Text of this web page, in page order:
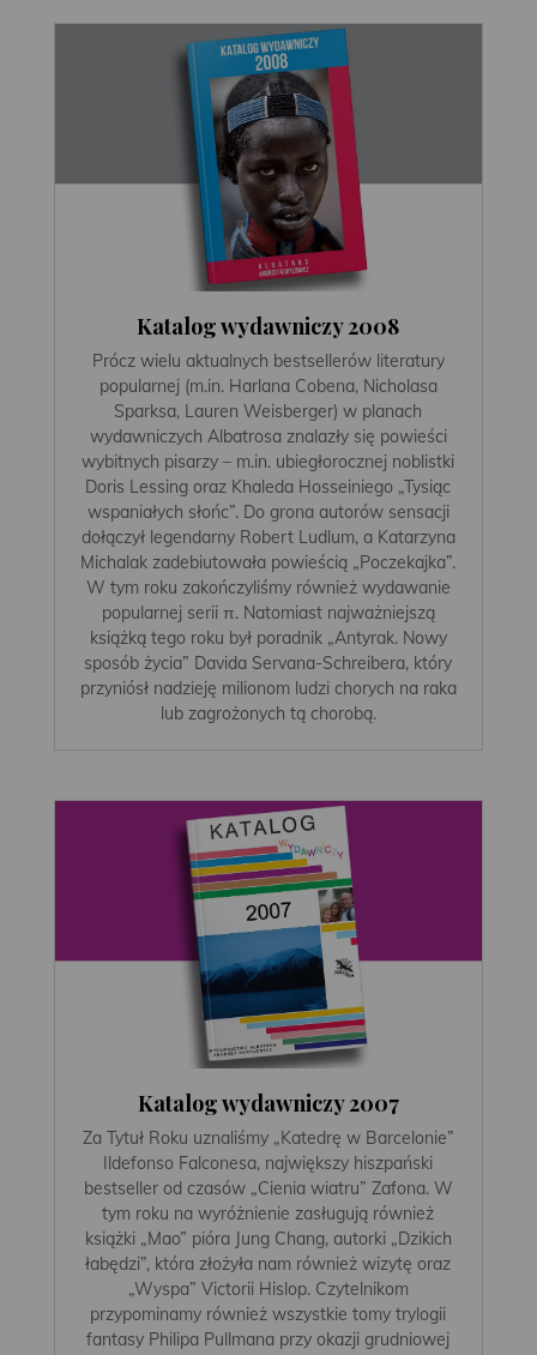
Katalog wydawniczy 2008
Prócz wielu aktualnych bestsellerów literatury
popularnej (m.in. Harlana Cobena, Nicholasa
Sparksa, Lauren Weisberger) w planach
wydawniczych Albatrosa znalazły się powieści
wybitnych pisarzy – m.in. ubiegłorocznej noblistki
Doris Lessing oraz Khaleda Hosseiniego „Tysiąc
wspaniałych słońc”. Do grona autorów sensacji
dołączył legendarny Robert Ludlum, a Katarzyna
Michalak zadebiutowała powieścią „Poczekajka”.
W tym roku zakończyliśmy również wydawanie
popularnej serii π. Natomiast najważniejszą
książką tego roku był poradnik „Antyrak. Nowy
sposób życia” Davida Servana-Schreibera, który
przyniósł nadzieję milionom ludzi chorych na raka
lub zagrożonych tą chorobą.
Katalog wydawniczy 2007
Za Tytuł Roku uznaliśmy „Katedrę w Barcelonie”
Ildefonso Falconesa, największy hiszpański
bestseller od czasów „Cienia wiatru” Zafona. W
tym roku na wyróżnienie zasługują również
książki „Mao” pióra Jung Chang, autorki „Dzikich
łabędzi”, która złożyła nam również wizytę oraz
„Wyspa” Victorii Hislop. Czytelnikom
przypominamy również wszystkie tomy trylogii
fantasy Philipa Pullmana przy okazji grudniowej